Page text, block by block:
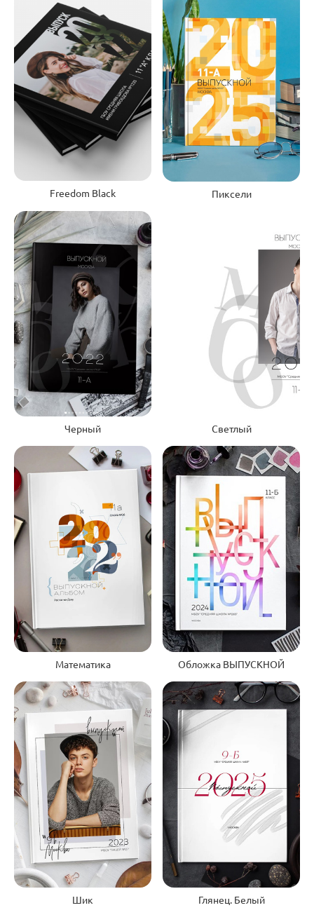
Freedom Black Пиксели
Черный Светлый
Математика Обложка ВЫПУСКНОЙ
Шик Глянец. Белый